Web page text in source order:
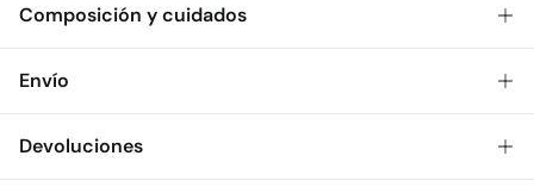
Composición y cuidados
Composición
Cuidados
Envío
Envío a tienda: 2-5 días.
Devoluciones